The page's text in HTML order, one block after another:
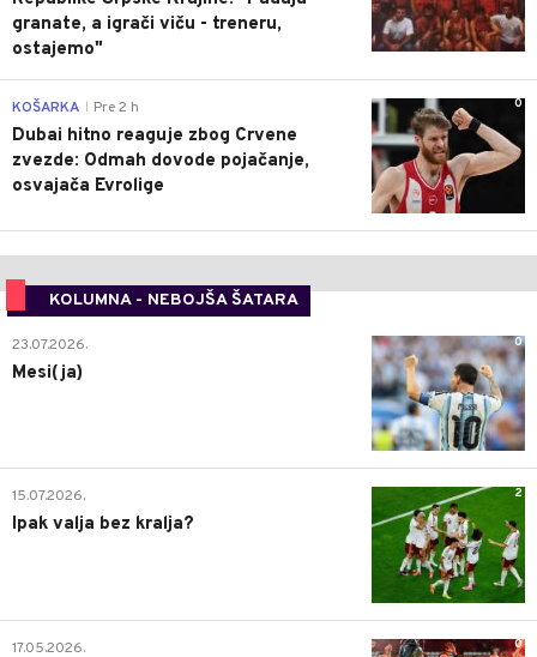
granate, a igrači viču - treneru,
ostajemo"
0
KOŠARKA Pre 2 h
Dubai hitno reaguje zbog Crvene
zvezde: Odmah dovode pojačanje,
osvajača Evrolige
KOLUMNA - NEBOJŠA ŠATARA
0
23.07.2026.
Mesi(ja)
2
15.07.2026.
Ipak valja bez kralja?
0
17.05.2026.